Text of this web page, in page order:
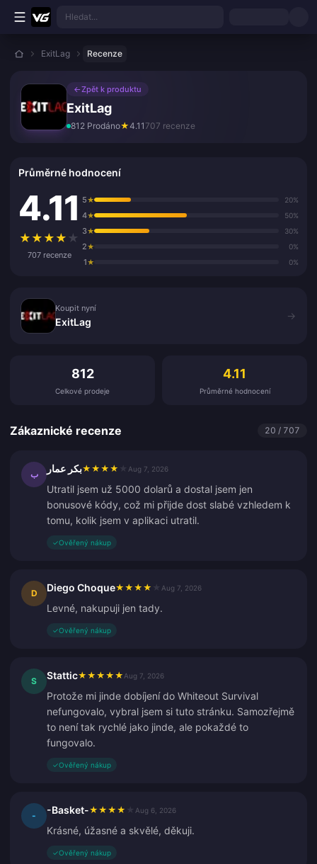
Přejít k hlavnímu obsahu
Hledat...
ExitLag Recenze
←Zpět k produktu
ExitLag
812 Prodáno★4.11 707 recenze
Průměrné hodnocení
4.11
★ ★ ★ ★ ★
707 recenze
5★ 20%
4★ 50%
3★ 30%
2★ 0%
1★ 0%
Koupit nyní
ExitLag
→
812
Celkové prodeje
4.11
Průměrné hodnocení
Zákaznické recenze 20 / 707
ب بكر عمار★ ★ ★ ★ Aug 7, 2026
Utratil jsem už 5000 dolarů a dostal jsem jen
bonusové kódy, což mi přijde dost slabé vzhledem k
tomu, kolik jsem v aplikaci utratil.
✓Ověřený nákup
D Diego Choque★ ★ ★ ★ Aug 7, 2026
Levné, nakupuji jen tady.
✓Ověřený nákup
S Stattic★ ★ ★ ★ ★ Aug 7, 2026
Protože mi jinde dobíjení do Whiteout Survival
nefungovalo, vybral jsem si tuto stránku. Samozřejmě
to není tak rychlé jako jinde, ale pokaždé to
fungovalo.
✓Ověřený nákup
- -Basket-★ ★ ★ ★ Aug 6, 2026
Krásné, úžasné a skvělé, děkuji.
✓Ověřený nákup